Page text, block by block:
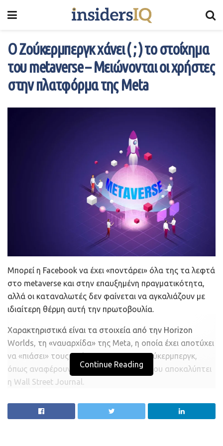
Ο Ζούκερμπεργκ χάνει ( ; ) το στοίχημα
του metaverse – Μειώνονται οι χρήστες
στην πλατφόρμα της Meta
Μπορεί η Facebook να έχει «ποντάρει» όλα της τα λεφτά
στο metaverse και στην επαυξημένη πραγματικότητα,
αλλά οι καταναλωτές δεν φαίνεται να αγκαλιάζουν με
ιδιαίτερη θέρμη αυτή την πρωτοβουλία.
Χαρακτηριστικά είναι τα στοιχεία από την Horizon
Worlds, τη «ναυαρχίδα» της Meta, η οποία έχει αποτύχει
να «πιάσει» τους στόχους του Μαρκ Ζούκερμπεργκ,
όπως αναφέρουν εσωτερικά έγγραφα που αποκαλύπτει
η Wall Street Journal.
Ο αρχικός στόχος ήταν οι 500.000 ενεργοί χρήστες
μηνιαίως έως το τέλος του 2022. Αλλά οι μέχρι στιγμής
Continue Reading